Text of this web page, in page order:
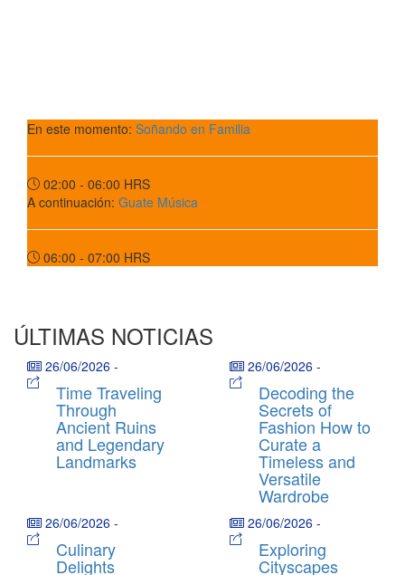
En este momento: Soñando en Familia
02:00 - 06:00 HRS
A continuación: Guate Música
06:00 - 07:00 HRS
ÚLTIMAS NOTICIAS
26/06/2026 -
Time Traveling
Through
Ancient Ruins
and Legendary
Landmarks
26/06/2026 -
Decoding the
Secrets of
Fashion How to
Curate a
Timeless and
Versatile
Wardrobe
26/06/2026 -
Culinary
Delights
26/06/2026 -
Exploring
Cityscapes